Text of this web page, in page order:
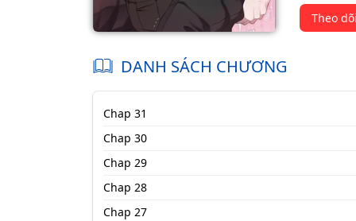
Theo
DANH SÁCH CHƯƠNG
Chap 31
Chap 30
Chap 29
Chap 28
Chap 27